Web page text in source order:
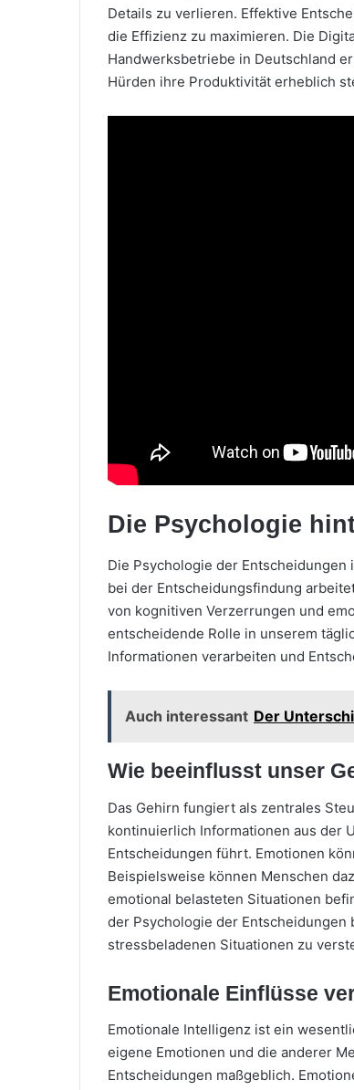
Details zu verlieren. Effektive
die Effizienz zu maximieren. Die
Handwerksbetriebe in Deutschland
Hürden ihre Produktivität erheblich
Die Psychologie
Die Psychologie der
bei der Entscheidungsfindung
von kognitiven Verzerrungen und
entscheidende Rolle in unserem
Informationen verarbeiten und
Auch interessant Der
Wie beeinflusst unser
Das Gehirn fungiert als zentrales
kontinuierlich Informationen aus der
Entscheidungen führt. Emotionen
Beispielsweise können Menschen
emotional belasteten Situationen
der Psychologie der Entscheidungen
stressbeladenen Situationen zu
Emotionale Einflüsse
Emotionale Intelligenz ist ein
eigene Emotionen und die anderer
Entscheidungen maßgeblich.